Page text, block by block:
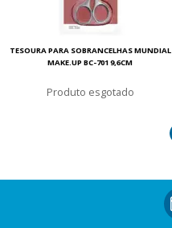
TESOURA PARA SOBRANCELHAS MUNDIAL
MAKE.UP BC-701 9,6CM
esgotado